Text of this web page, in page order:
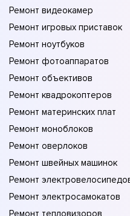
Ремонт видеокамер
Ремонт игровых приставок
Ремонт ноутбуков
Ремонт фотоаппаратов
Ремонт объективов
Ремонт квадрокоптеров
Ремонт материнских плат
Ремонт моноблоков
Ремонт оверлоков
Ремонт швейных машинок
Ремонт
Ремонт электросамокатов
Ремонт тепловизоров